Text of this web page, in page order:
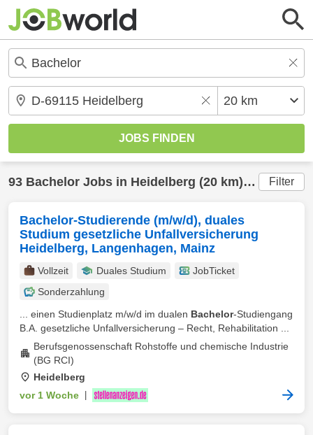
93 Bachelor Jobs in Heidelberg (20 km) gefunden Filter
Bachelor-Studierende (m/w/d), duales
Studium gesetzliche Unfallversicherung
Heidelberg, Langenhagen, Mainz
Vollzeit Duales Studium
JobTicket
Sonderzahlung
... einen Studienplatz m/w/d im dualen Bachelor-Studiengang
B.A. gesetzliche Unfallversicherung – Recht, Rehabilitation ...
Berufsgenossenschaft Rohstoffe und chemische Industrie
(BG RCI)
Heidelberg
vor 1 Woche